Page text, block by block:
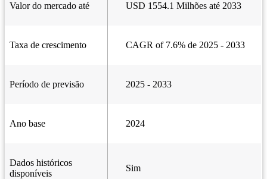
Valor do mercado até USD 1554.1 Milhões até 2033
Taxa de crescimento CAGR of 7.6% de 2025 - 2033
Período de previsão 2025 - 2033
Ano base 2024
Dados históricos
disponíveis
Sim